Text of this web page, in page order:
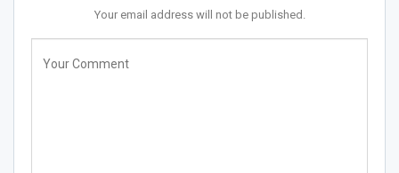
Your email address will not be published.